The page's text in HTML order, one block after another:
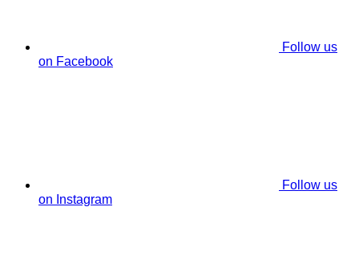
Follow us
on Facebook
Follow us
on Instagram